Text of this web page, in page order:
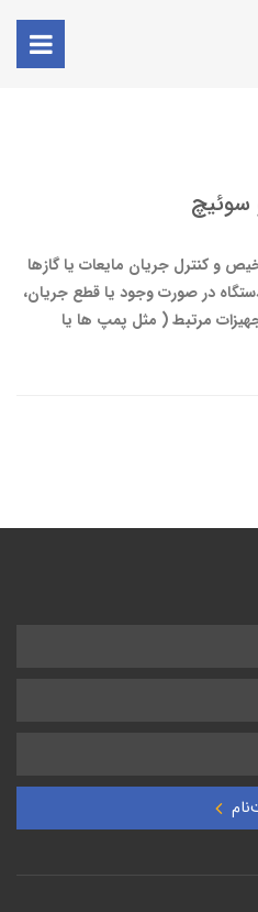
سوئیچ
و کنترل جریان مایعات یا گازها
در صورت وجود یا قطع جریان،
مرتبط ( مثل پمپ ها یا